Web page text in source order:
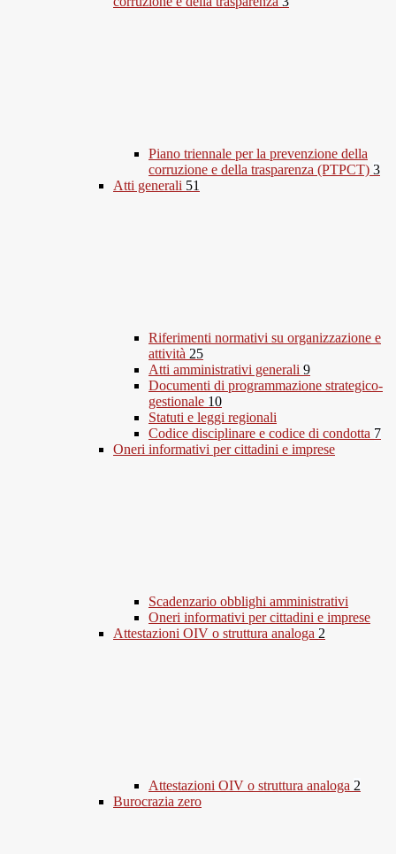
Piano triennale per la prevenzione della
corruzione e della trasparenza (PTPCT) 3
Atti generali 51
Riferimenti normativi su organizzazione e
attività 25
Atti amministrativi generali 9
Documenti di programmazione strategico-
gestionale 10
Statuti e leggi regionali
Codice disciplinare e codice di condotta 7
Oneri informativi per cittadini e imprese
Scadenzario obblighi amministrativi
Oneri informativi per cittadini e imprese
Attestazioni OIV o struttura analoga 2
Attestazioni OIV o struttura analoga 2
Burocrazia zero